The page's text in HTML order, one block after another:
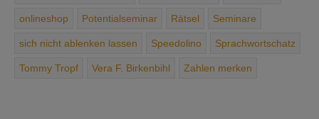
onlineshop Potentialseminar Rätsel Seminare
sich ­nicht ­ablenken ­lassen Speedolino Sprachwortschatz
Tommy Tropf Vera F. Birkenbihl Zahlen merken